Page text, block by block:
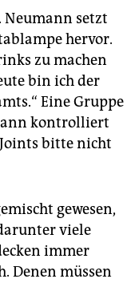
Neumann setzt
hervor.
zu machen
bin ich der
Eine Gruppe
kontrolliert
bitte nicht
gewesen,
viele
immer
Denen müssen